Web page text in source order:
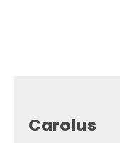
Carolus